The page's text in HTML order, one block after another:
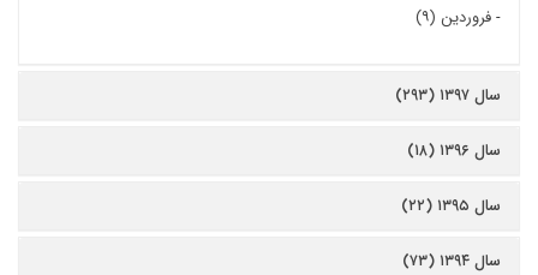
-فروردین (۹)
سال ۱۳۹۷ (۲۹۳)
سال ۱۳۹۶ (۱۸)
سال ۱۳۹۵ (۲۲)
سال ۱۳۹۴ (۷۳)